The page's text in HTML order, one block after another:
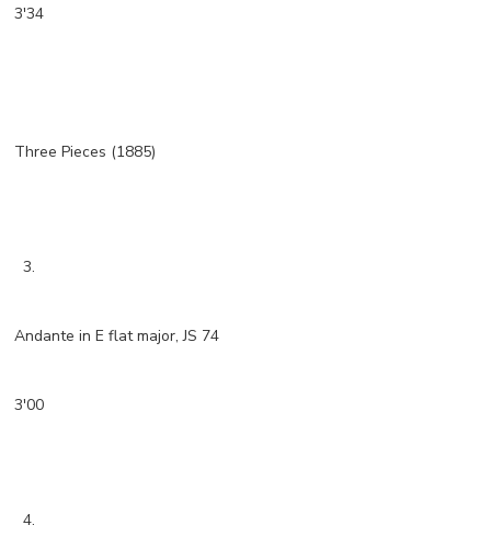
3'34
Three Pieces (1885)
3.
Andante in E flat major, JS 74
3'00
4.